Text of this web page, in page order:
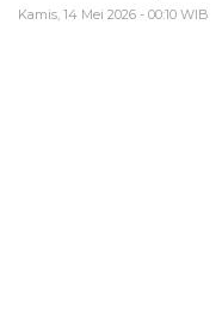
Kamis, 14 Mei 2026 - 00:10 WIB